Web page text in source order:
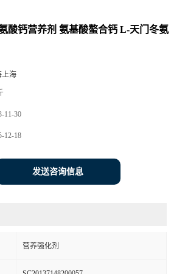
酸钙营养剂 氨基酸螯合钙 L-天门冬氨
上海
11-30
12-18
发送咨询信息
营养强化剂